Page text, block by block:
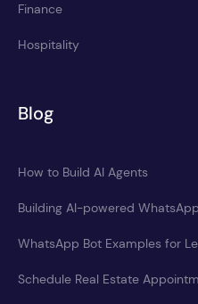
Finance
Hospitality
Blog
How to Build AI Agents
Building AI-powered
WhatsApp Bot Examples for
Schedule Real Estate